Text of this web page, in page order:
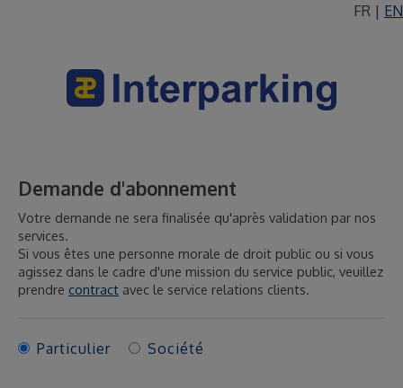
FR | EN
Demande d'abonnement
Votre demande ne sera finalisée qu'après validation par nos
services.
Si vous êtes une personne morale de droit public ou si vous
agissez dans le cadre d'une mission du service public, veuillez
prendre contract avec le service relations clients.
Particulier Société